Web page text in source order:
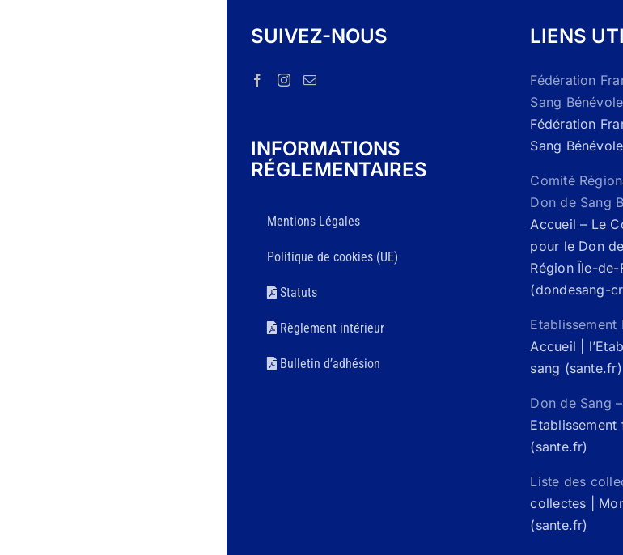
SUIVEZ-NOUS
INFORMATIONS
RÉGLEMENTAIRES
Mentions Légales
Politique de cookies (UE)
Statuts
Règlement intérieur
Bulletin d’adhésion
LIENS
Fédération
Sang
Fédération
Sang
Comité
Don de Sang
Accueil – Le
pour le Don
Région Île-de-
(dondesang-
Etablissement
Accueil |
sang (sante.fr)
Don de Sang
Etablissement
(sante.fr)
Liste des
collectes |
(sante.fr)